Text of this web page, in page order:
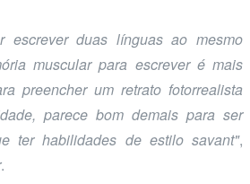
escrever duas línguas ao mesmo
muscular para escrever é mais
preencher um retrato fotorrealista
parece bom demais para ser
ter habilidades de estilo savant",